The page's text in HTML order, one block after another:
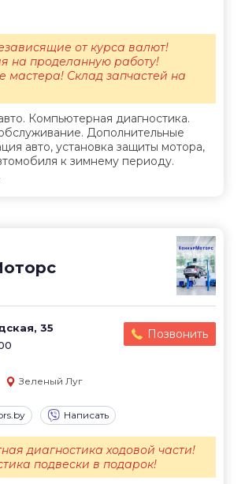
Компьютерная диагностика.
Дополнительные
авто, установка защиты мотора,
к зимнему периоду.
от курса валют!
на проделанную работу!
мастера! Склад запчастей на
35
Позвонить
Зеленый Луг
Написать
диагностика ходовой части!
подвески в подарок!